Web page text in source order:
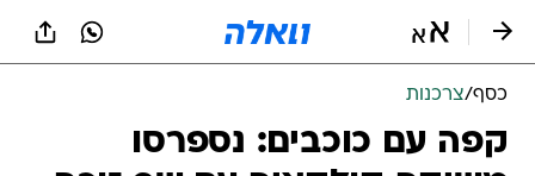
כסף/צרכנות
קפה עם כוכבים: נספרסו